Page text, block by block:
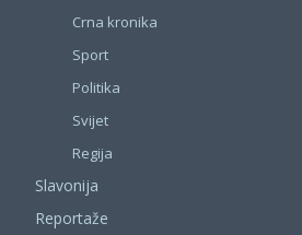
Crna kronika
Sport
Politika
Svijet
Regija
Slavonija
Reportaže